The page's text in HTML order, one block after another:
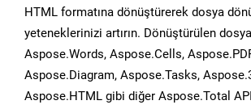
HTML formatına dönüştürerek dosya
yeteneklerinizi artırın. Dönüştürülen
Aspose.Words, Aspose.Cells,
Aspose.Diagram, Aspose.Tasks,
Aspose.HTML gibi diğer Aspose.Total